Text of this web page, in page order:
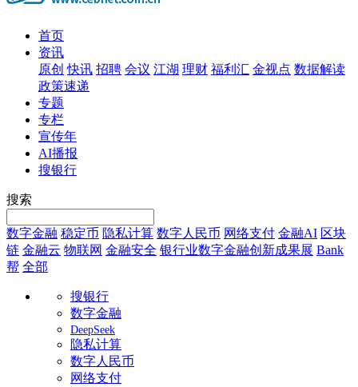
首页
资讯
原创 快讯 招聘 会议 江湖 理财 福利汇 金视点 数据解读
政策速递
专题
专栏
宣传年
AI播报
搜银行
搜索
数字金融 稳定币 隐私计算 数字人民币 网络支付 金融AI 区块
链 金融云 物联网 金融安全 银行业数字金融创新成果展 Bank
帮 全部
搜银行
数字金融
DeepSeek
隐私计算
数字人民币
网络支付